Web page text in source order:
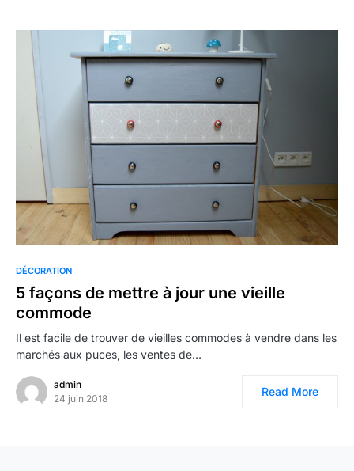
DÉCORATION
5 façons de mettre à jour une vieille
commode
Il est facile de trouver de vieilles commodes à vendre dans les
marchés aux puces, les ventes de…
admin
24 juin 2018
Read More